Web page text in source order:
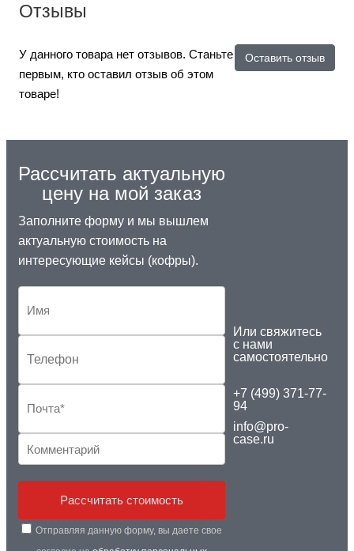
Отзывы
Оставить отзыв
У данного товара нет отзывов. Станьте
первым, кто оставил отзыв об этом
товаре!
Рассчитать актуальную
цену на мой заказ
Заполните форму и мы вышлем
актуальную стоимость на
интересующие кейсы (кофры).
Рассчитать стоимость
Отправляя данную форму, вы даете свое
Или свяжитесь
с нами
самостоятельно
+7 (499) 371-77-
94
info@pro-
case.ru